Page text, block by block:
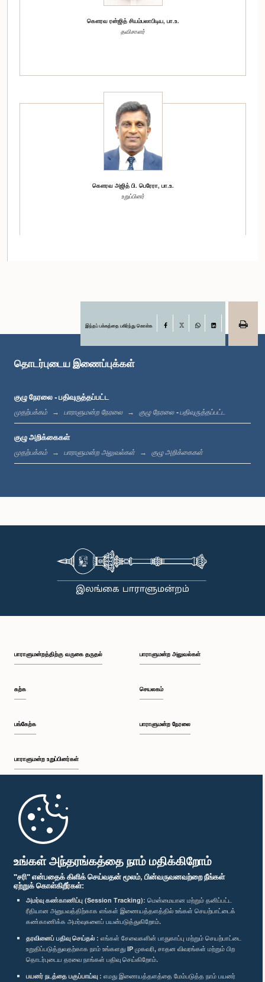
உங்கள் அந்தரங்கத்தை நாம் மதிக்கிறோம்
"சரி" என்பதைக் கிளிக் செய்வதன் மூலம், பின்வருவனவற்றை நீங்கள்
ஏற்றுக் கொள்கிறீர்கள்:
அமர்வு கண்காணிப்பு (Session Tracking): மென்மையான மற்றும் தனிப்பட்ட
ரீதியான அனுபவத்திற்காக எங்கள் இணையத்தளத்தில் உங்கள் செயற்பாட்டைக்
கண்காணிக்க அமர்வுகளைப் பயன்படுத்துகிறோம்.
தரவினைப் பதிவு செய்தல் : எங்கள் சேவைகளின் பாதுகாப்பு மற்றும் செயற்பாட்டை
உறுதிப்படுத்துவதற்காக நாம் உங்களது IP முகவரி, சாதன விவரங்கள் மற்றும் பிற
தொடர்புடைய தரவை நாங்கள் பதிவு செய்கிறோம்.
பயனர் நடத்தை பகுப்பாய்வு : எமது இணையத்தளத்தை மேம்படுத்த நாம் பயனர்
கௌரவ ரன்ஜித் சியம்பலாபிடிய, பா.உ.
தவிசாளர்
கௌரவ அஜித் பி. பெரேரா, பா.உ.
உறுப்பினர்
கௌரவ அஜித் மான்னப்பெரும, பா.உ.
உறுப்பினர்
இந்தப் பக்கத்தை பகிர்ந்து கொள்க Facebook
LinkedIn
தொடர்புடைய இணைப்புக்கள்
குழு நேரலை - பதிவுருத்தப்பட்ட
முதற்பக்கம் பாராளுமன்ற நேரலை குழு நேரலை - பதிவுருத்தப்பட்ட
குழு அறிக்கைகள்
முதற்பக்கம் பாராளுமன்ற அலுவல்கள் குழு அறிக்கைகள்
பாராளுமன்றத்திற்கு வருகை தருதல்
கற்க
பங்கேற்க
பாராளுமன்ற உறுப்பினர்கள்
முதற்பக்கம்
பாராளுமன்ற அலுவல்கள்
செயலகம்
பாராளுமன்ற நேரலை
பாராளுமன்ற கையடக்க செயலி
எம்மை பின்தொடர்க :
விருதுகள்